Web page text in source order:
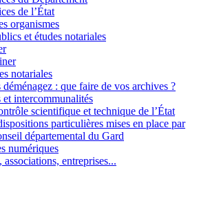
de l’État
organismes
et études notariales
notariales
déménagez : que faire de vos archives ?
et intercommunalités
scientifique et technique de l’État
particulières mises en place par
départemental du Gard
numériques
associations, entreprises...